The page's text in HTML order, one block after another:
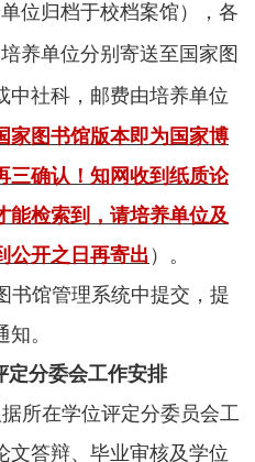
位归档于校档案馆），各
养单位分别寄送至国家图
中社科 ， 邮费由培养单位
家图书馆版本即为国家博
三确认！知网收到纸质论
能检索到，请培养单位及
公开之日再寄出 ）。
书馆管理系统中提交，提
。
定分委会工作安排
所在学位评定分委员会工
答辩、 毕业审核及学位